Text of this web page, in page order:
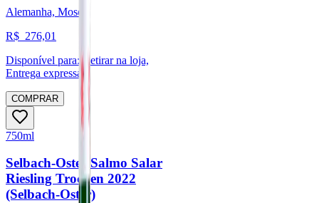
Alemanha, Mosel
R$ 276,01
Disponível para: Retirar na loja,
Entrega expressa
COMPRAR
750ml
Selbach-Oster Salmo Salar
Riesling Trocken 2022
(Selbach-Oster)